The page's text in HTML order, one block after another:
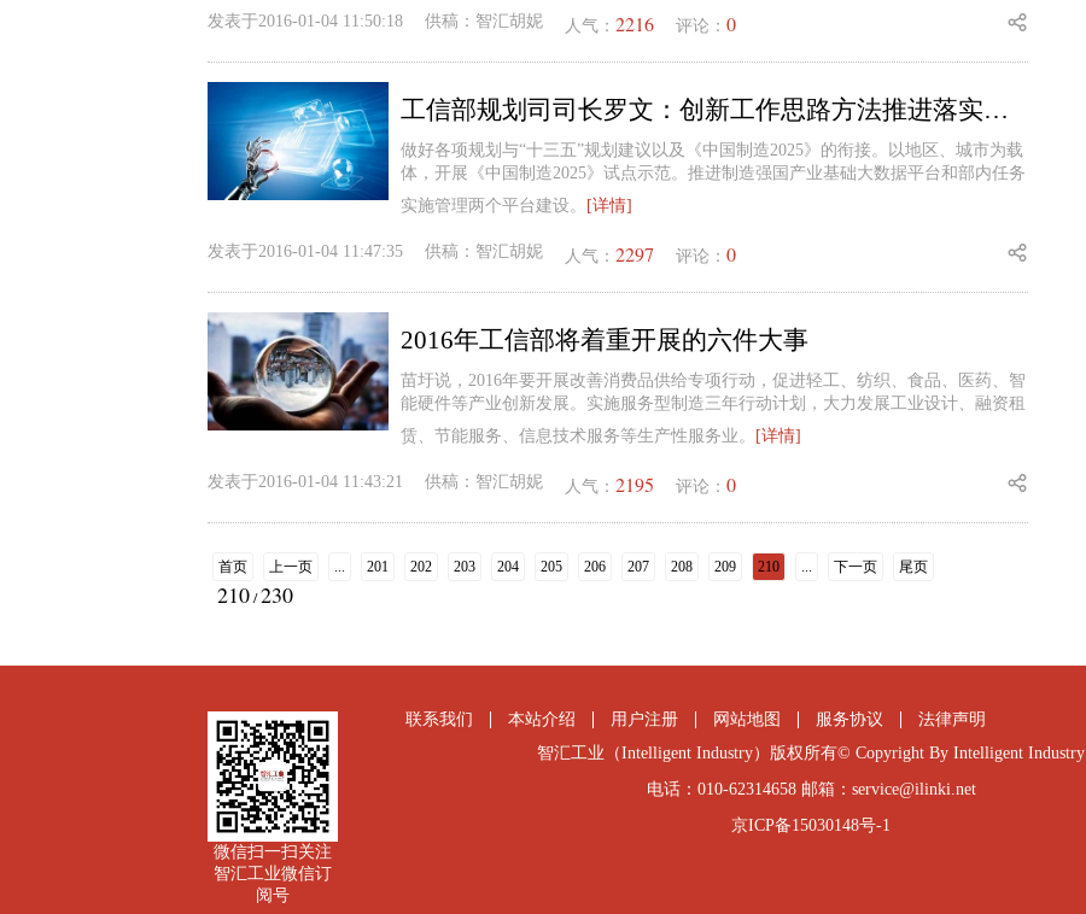
发表于2016-01-04 11:50:18 供稿： 智汇胡妮 人气： 2216 评论： 0
工信部规划司司长罗文：创新工作思路方法推进落实《中国制造2025》
做好各项规划与“十三五”规划建议以及《中国制造2025》的衔接。以地区、城市为载
体，开展《中国制造2025》试点示范。推进制造强国产业基础大数据平台和部内任务
实施管理两个平台建设。
[详情]
发表于2016-01-04 11:47:35 供稿： 智汇胡妮 人气： 2297 评论： 0
2016年工信部将着重开展的六件大事
苗圩说，2016年要开展改善消费品供给专项行动，促进轻工、纺织、食品、医药、智
能硬件等产业创新发展。实施服务型制造三年行动计划，大力发展工业设计、融资租
赁、节能服务、信息技术服务等生产性服务业。
[详情]
发表于2016-01-04 11:43:21 供稿： 智汇胡妮 人气： 2195 评论： 0
首页 上一页 ... 201 202 203 204 205 206 207 208 209 210 ... 下一页 尾页
210/230
微信扫一扫关注
智汇工业微信订
阅号
联系我们 本站介绍 用户注册 网站地图 服务协议
法律声明
智汇工业（Intelligent Industry）版权所有© Copyright By Intelligent Industry
电话：010-62314658 邮箱：service@ilinki.net
京ICP备15030148号-1